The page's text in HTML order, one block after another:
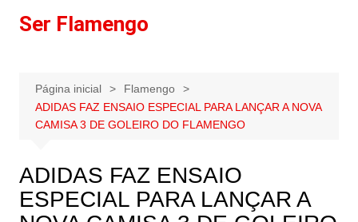
paraSer Flamengo
Página inicial
Flamengo
ADIDAS FAZ ENSAIO ESPECIAL PARA LANÇAR A NOVA
CAMISA 3 DE GOLEIRO DO FLAMENGO
ADIDAS FAZ ENSAIO
ESPECIAL PARA LANÇAR A